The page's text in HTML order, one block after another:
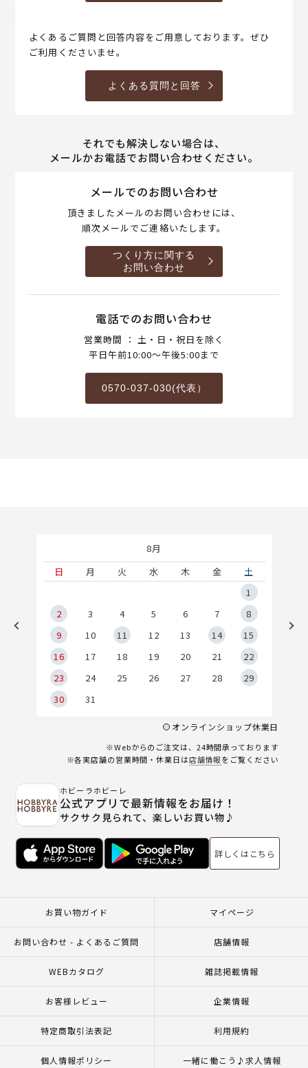
よくあるご質問と回答内容をご用意しております。ぜひ
ご利用くださいませ。
よくある質問と回答
それでも解決しない場合は、
メールかお電話でお問い合わせください。
メールでのお問い合わせ
頂きましたメールのお問い合わせには、
順次メールでご連絡いたします。
つくり方に関する
お問い合わせ
電話でのお問い合わせ
営業時間 ： 土・日・祝日を除く
平日午前10:00～午後5:00まで
0570-037-030(代表）
8月
日
月 火 水 木 金
土
1
2
3 4 5 6 7
8
9
10 11 12 13 14
15
16
17 18 19 20 21
22
23
24 25 26 27 28
29
30
31
オンラインショップ休業日
※Webからのご注文は、24時間承っております
※各実店舗の営業時間・休業日は店舗情報をご覧ください
ホビーラホビーレ
公式アプリで最新情報をお届け！
サクサク見られて、楽しいお買い物♪
詳しくはこちら
お買い物ガイド マイページ
お問い合わせ - よくあるご質問 店舗情報
WEBカタログ 雑誌掲載情報
お客様レビュー 企業情報
特定商取引法表記 利用規約
個人情報ポリシー 一緒に働こう♪求人情報